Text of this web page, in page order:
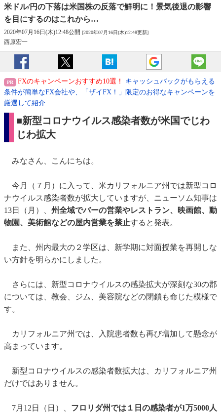
米ドル/円の下落は米国株の反落で鮮明に！ 景気後退の影響
を目にするのはこれから…
2020年07月16日(木)12:48公開 [2020年07月16日(木)12:48更新]
西原宏一
FXのキャンペーンおすすめ10選！
キャッシュバックがもらえる
条件が簡単なFX会社や、「ザイFX！」限定のお得なキャンペーンを
厳選して紹介
■新型コロナウイルス感染者数が米国でじわ
じわ拡大
みなさん、こんにちは。
今月（７月）に入って、米カリフォルニア州では新型コロ
ナウイルス感染者数が拡大していますが、ニューソム知事は
13日（月）、 州全域でバーの営業やレストラン、映画館、動
物園、美術館などの屋内営業を禁止すると発表。
また、州内最大の２学区は、新学期に対面授業を再開しな
い方針を明らかにしました。
さらには、新型コロナウイルスの感染拡大が深刻な30の郡
については、教会、ジム、美容院などの閉鎖も命じた模様で
す。
カリフォルニア州では、入院患者数も再び増加して懸念が
高まっています。
新型コロナウイルスの感染者数拡大は、カリフォルニア州
だけではありません。
7月12日（日）、 フロリダ州では１日の感染者が1万5000人